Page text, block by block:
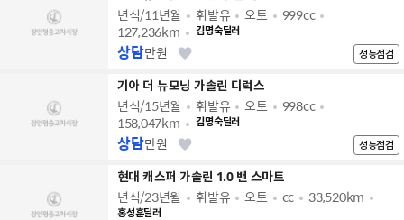
년식/11년월 휘발유 오토
999cc
127,236km
김명숙딜러
성능점검
상담만원
기아 더 뉴모닝 가솔린 디럭스
년식/15년월 휘발유 오토
998cc
158,047km
김명숙딜러
성능점검
상담만원
현대 캐스퍼 가솔린 1.0 밴 스마트
년식/23년월 휘발유 오토 cc 33,520km
홍성훈딜러